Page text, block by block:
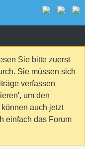
Sie bitte zuerst
Sie müssen sich
verfassen
um den
auch jetzt
einfach das Forum